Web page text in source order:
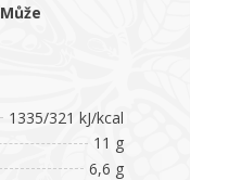
Může
1335/321 kJ/kcal
11 g
6,6 g